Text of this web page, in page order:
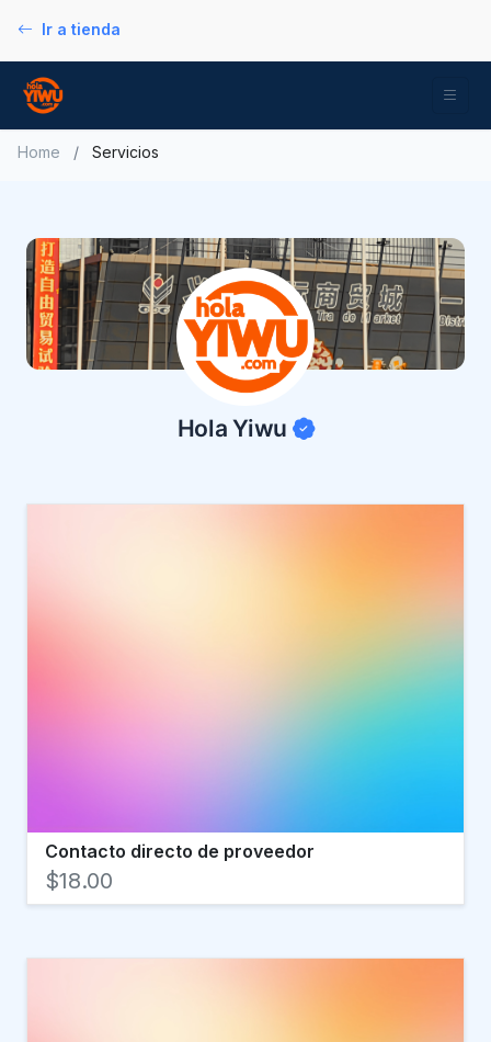
Ir a tienda
Home / Servicios
Hola Yiwu
Contacto directo de proveedor
$18.00